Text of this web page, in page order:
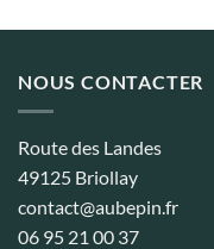
NOUS CONTACTER
Route des Landes
49125 Briollay
contact@aubepin.fr
06 95 21 00 37